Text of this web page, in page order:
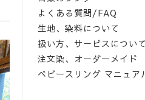
よくある質問/FAQ
生地、染料について
扱い方、サービスについて
注文染、オーダーメイド
ベビースリング マニュア